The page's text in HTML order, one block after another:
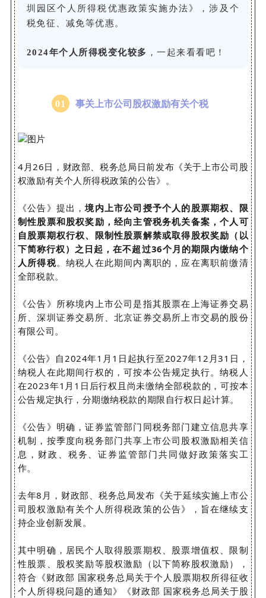
圳园区个人所得税优惠政策实施办法》，涉及个
税免征、减免等优惠。
2024年个人所得税变化较多 ，一起来看看吧！
01 事关上市公司股权激励有关个税
4月26日，财政部、税务总局日前发布《关于上市公司股
权激励有关个人所得税政策的公告》。
《公告》提出，境内上市公司授予个人的股票期权、限
制性股票和股权奖励，经向主管税务机关备案，个人可
自股票期权行权、限制性股票解禁或取得股权奖励（以
下简称行权）之日起，在不超过36个月的期限内缴纳个
人所得税。纳税人在此期间内离职的，应在离职前缴清
全部税款。
《公告》所称境内上市公司是指其股票在上海证券交易
所、深圳证券交易所、北京证券交易所上市交易的股份
有限公司。
《公告》自2024年1月1日起执行至2027年12月31日，
纳税人在此期间行权的，可按本公告规定执行。纳税人
在2023年1月1日后行权且尚未缴纳全部税款的，可按本
公告规定执行，分期缴纳税款的期限自行权日起计算。
《公告》明确，证券监管部门同税务部门建立信息共享
机制，按季度向税务部门共享上市公司股权激励相关信
息，财政、税务、证券监管部门共同做好政策落实工
作。
去年8月，财政部、税务总局发布《关于延续实施上市公
司股权激励有关个人所得税政策的公告》，旨在继续支
持企业创新发展。
其中明确，居民个人取得股票期权、股票增值权、限制
性股票、股权奖励等股权激励（以下简称股权激励），
符合《财政部 国家税务总局关于个人股票期权所得征收
个人所得税问题的通知》《财政部 国家税务总局关于股